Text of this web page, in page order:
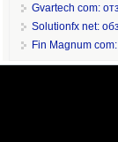
Gvartech com:
Solutionfx net:
Fin Magnum